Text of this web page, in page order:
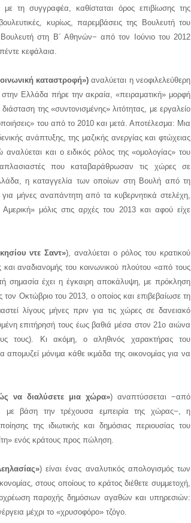
τη συγγραφέα, καθίσταται όρος επιβίωσης της
κυρίως, παρεμβάσεις της Βουλευτή του
στη Β΄ Αθηνών− από τον Ιούνιο του 2012
κεφάλαια.
καταστροφή») αναλύεται η νεοφιλελεύθερη
στην Ελλάδα πήρε την ακραία, «πειραματική» μορφή
της «συντονισμένης» λιτότητας, με εργαλείο
του από το 2010 και μετά. Αποτέλεσμα: Μια
ανάπτυξης, της μαζικής ανεργίας και φτώχειας
και ο ειδικός ρόλος της «ομολογίας» του
που καταβαράθρωσαν τις χώρες σε
η καταγγελία των οποίων στη Βουλή από τη
μήνες αναπάντητη από τα κυβερνητικά στελέχη,
μόλις στις αρχές του 2013 και αφού είχε
ντε Σαντ»), αναλύεται ο ρόλος του κρατικού
αναδιανομής του κοινωνικού πλούτου «από τους
σημασία έχει η έγκαιρη αποκάλυψη, με πρόκληση
Οκτώβριο του 2013, ο οποίος και επιβεβαίωσε τη
λίγους μήνες πριν για τις χώρες σε δανειακό
επιτήρησή τους έως βαθιά μέσα στον 21ο αιώνα
τους). Κι ακόμη, ο αληθινός χαρακτήρας του
μόνιμα κάθε ικμάδα της οικονομίας για να
να διαλύσετε μια χώρα») αναπτύσσεται −από
με βάση την τρέχουσα εμπειρία της χώρας−, η
της ιδιωτικής και δημόσιας περιουσίας του
ενός κράτους προς πώληση.
) είναι ένας αναλυτικός απολογισμός των
στους οποίους το κράτος διέθετε συμμετοχή,
παροχής δημόσιων αγαθών και υπηρεσιών:
μέχρι το «χρυσοφόρο» τζόγο.